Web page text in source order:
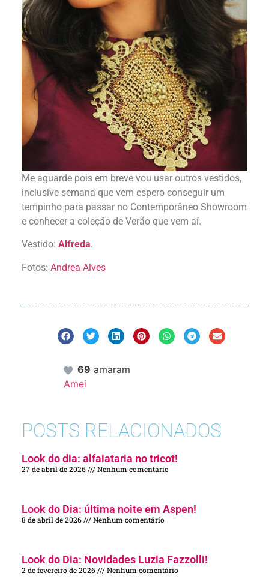
Me aguarde pois em breve vou usar outros vestidos,
inclusive semana que vem espero conseguir um
tempinho para passar no Contemporâneo Showroom
e conhecer a coleção de Verão que vem aí.
Vestido: Alfreda.
Fotos: Andrea Alves
69 amaram
Amei
POSTS RELACIONADOS
Look do dia: alfaiataria no tricot!
27 de abril de 2026 Nenhum comentário
Look do Dia: última noite em Aspen!
8 de abril de 2026 Nenhum comentário
Look do Dia: Novidades Luzia Fazzolli!
2 de fevereiro de 2026 Nenhum comentário